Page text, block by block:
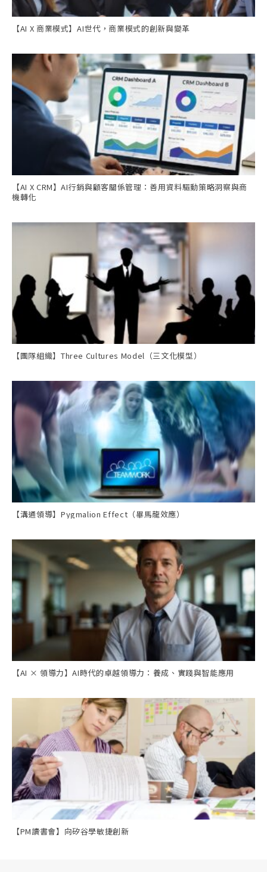
【AI X 商業模式】AI世代，商業模式的創新與變革
【AI X CRM】AI行銷與顧客關係管理：善用資料驅動策略洞察與商
機轉化
【團隊組織】Three Cultures Model（三文化模型）
【溝通領導】Pygmalion Effect（畢馬龍效應）
【AI × 領導力】AI時代的卓越領導力：養成、實踐與智能應用
【PM讀書會】向矽谷學敏捷創新